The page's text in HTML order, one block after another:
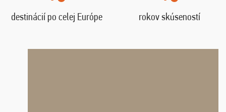
destinácií po celej Európe rokov skúseností